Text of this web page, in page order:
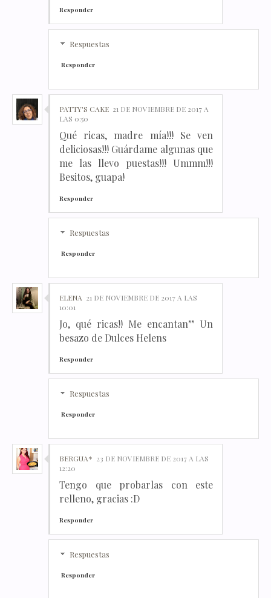
Responder
Respuestas
Responder
PATTY'S CAKE 21 DE NOVIEMBRE DE 2017 A
LAS 0:50
Qué ricas, madre mía!!! Se ven
deliciosas!!! Guárdame algunas que
me las llevo puestas!!! Ummm!!!
Besitos, guapa!
Responder
Respuestas
Responder
ELENA 21 DE NOVIEMBRE DE 2017 A LAS
10:01
Jo, qué ricas!! Me encantan"" Un
besazo de Dulces Helens
Responder
Respuestas
Responder
BERGUA* 23 DE NOVIEMBRE DE 2017 A LAS
12:20
Tengo que probarlas con este
relleno, gracias :D
Responder
Respuestas
Responder